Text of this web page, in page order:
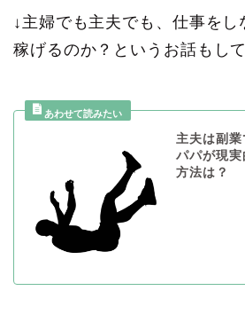
↓主婦でも主夫でも、仕事をし
稼げるのか？というお話もし
主夫は副
パパが現
方法は？